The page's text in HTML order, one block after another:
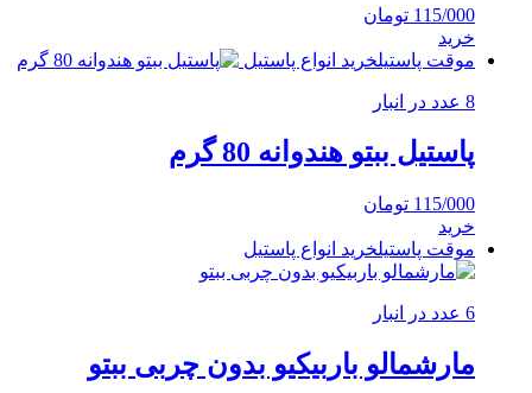
115/000 تومان
خرید
موقت پاستیلخرید انواع پاستیل
8 عدد در انبار
پاستیل ببتو هندوانه 80 گرم
115/000 تومان
خرید
موقت پاستیلخرید انواع پاستیل
6 عدد در انبار
مارشمالو باربیکیو بدون چربی ببتو